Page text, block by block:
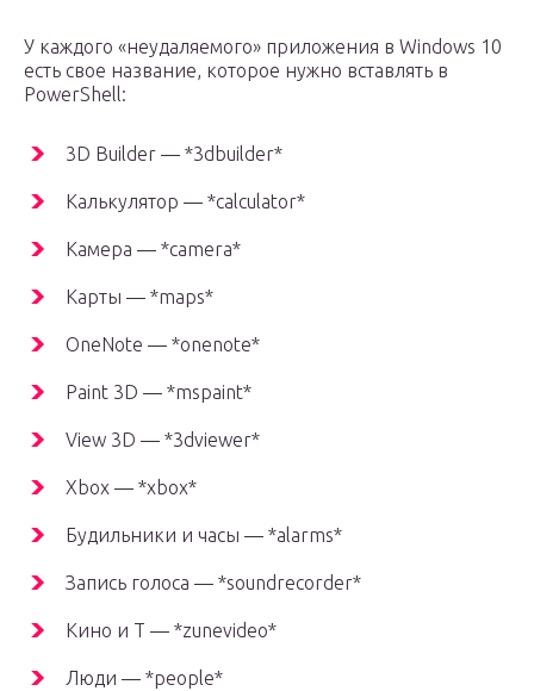
У каждого «неудаляемого» приложения в Windows 10
есть свое название, которое нужно вставлять в
PowerShell:
3D Builder — *3dbuilder*
Калькулятор — *calculator*
Камера — *camera*
Карты — *maps*
OneNote — *onenote*
Paint 3D — *mspaint*
View 3D — *3dviewer*
Xbox — *xbox*
Будильники и часы — *alarms*
Запись голоса — *soundrecorder*
Кино и Т — *zunevideo*
Люди — *people*